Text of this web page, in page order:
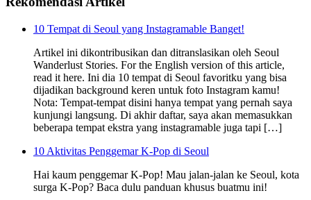
10 Tempat di Seoul yang Instagramable Banget!
Artikel ini dikontribusikan dan ditranslasikan oleh Seoul
Wanderlust Stories. For the English version of this article,
read it here. Ini dia 10 tempat di Seoul favoritku yang bisa
dijadikan background keren untuk foto Instagram kamu!
Nota: Tempat-tempat disini hanya tempat yang pernah saya
kunjungi langsung. Di akhir daftar, saya akan memasukkan
beberapa tempat ekstra yang instagramable juga tapi […]
10 Aktivitas Penggemar K-Pop di Seoul
Hai kaum penggemar K-Pop! Mau jalan-jalan ke Seoul, kota
surga K-Pop? Baca dulu panduan khusus buatmu ini!